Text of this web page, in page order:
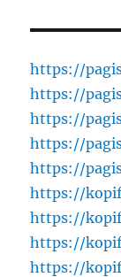
https://
https://
https://
https://
https://
https://
https://
https://
https://